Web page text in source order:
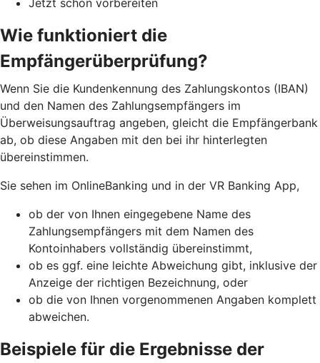
Wie funktioniert die
Empfängerüberprüfung?
Wenn Sie die Kundenkennung des Zahlungskontos (IBAN)
und den Namen des Zahlungsempfängers im
Überweisungsauftrag angeben, gleicht die Empfängerbank
ab, ob diese Angaben mit den bei ihr hinterlegten
übereinstimmen.
Sie sehen im OnlineBanking und in der VR Banking App,
ob der von Ihnen eingegebene Name des
Zahlungsempfängers mit dem Namen des
Kontoinhabers vollständig übereinstimmt,
ob es ggf. eine leichte Abweichung gibt, inklusive der
Anzeige der richtigen Bezeichnung, oder
ob die von Ihnen vorgenommenen Angaben komplett
abweichen.
Beispiele für die Ergebnisse der